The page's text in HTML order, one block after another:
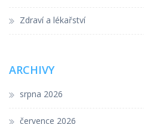
Zdraví a lékařství
ARCHIVY
srpna 2026
července 2026